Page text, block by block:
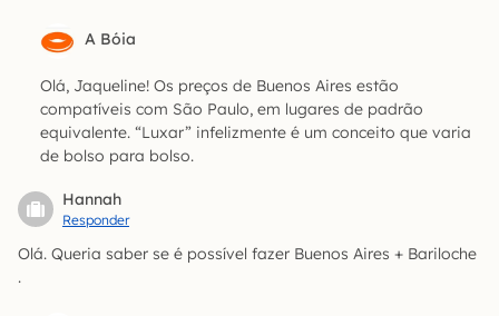
A Bóia
Olá, Jaqueline! Os preços de Buenos Aires estão
compatíveis com São Paulo, em lugares de padrão
equivalente. “Luxar” infelizmente é um conceito que varia
de bolso para bolso.
Hannah
Responder
Olá. Queria saber se é possível fazer Buenos Aires + Bariloche
.